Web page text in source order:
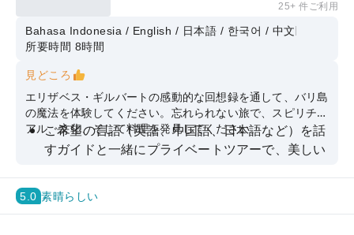
25+ 件ご利用
Bahasa Indonesia / English / 日本語 / 한국어 / 中文
所要時間 8時間
見どころ
エリザベス・ギルバートの感動的な回想録を通して、バリ島
の魔法を体験してください。忘れられない旅で、スピリチュ
アル、文化、そして料理を発見してください。
ご希望の言語（英語、中国語、日本語など）を話
すガイドと一緒にプライベートツアーで、美しい
ウブドの静かな場所で、息を呑むような景色に囲
まれながらヨガを練習しましょう
5.0 素晴らしい